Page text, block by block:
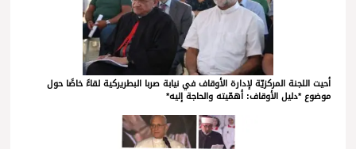
أحيت اللجنة المركزيّة لإدارة الأوقاف في نيابة صربا البطريركية لقاءً خاصًا حول
موضوع *دليل الأوقاف: أهمّيته والحاجة إليه*